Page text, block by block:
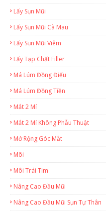
Lấy Sụn Mũi
Lấy Sụn Mũi Cà Mau
Lấy Sụn Mũi Viêm
Lấy Tạp Chất Filler
Má Lúm Đồng Điếu
Má Lúm Đồng Tiền
Mắt 2 Mí
Mắt 2 Mí Không Phẫu Thuật
Mở Rộng Góc Mắt
Môi
Môi Trái Tim
Nâng Cao Đầu Mũi
Nâng Cao Đầu Mũi Sụn Tự Thân